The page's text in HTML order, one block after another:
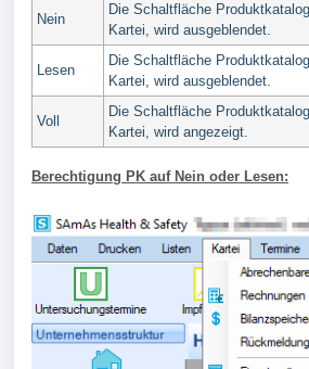
Nein
Die Schaltfläche
Kartei, wird ausgeblendet.
Lesen
Die Schaltfläche
Kartei, wird ausgeblendet.
Voll
Die Schaltfläche
Kartei, wird angezeigt.
Berechtigung PK auf Nein oder Lesen: